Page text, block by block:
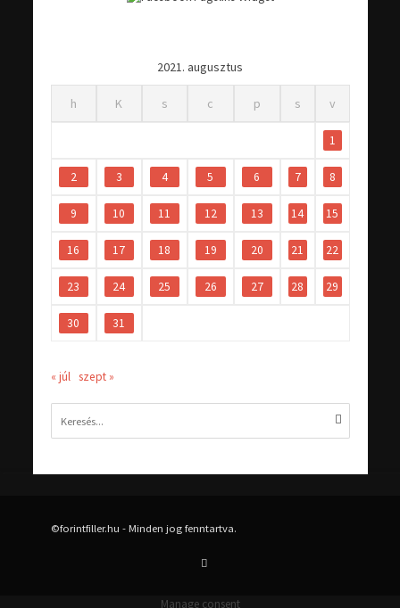
2021. augusztus
h K s c p s v
1
2 3 4 5 6 7 8
9 10 11 12 13 14 15
16 17 18 19 20 21 22
23 24 25 26 27 28 29
30 31
« júl szept »
©forintfiller.hu - Minden jog fenntartva.
Manage consent